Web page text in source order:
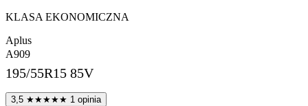
KLASA EKONOMICZNA
Aplus
A909
195/55R15 85V
3,5 ★★★★★ 1 opinia